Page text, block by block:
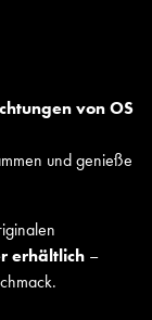
von OS
und genieße
erhältlich –